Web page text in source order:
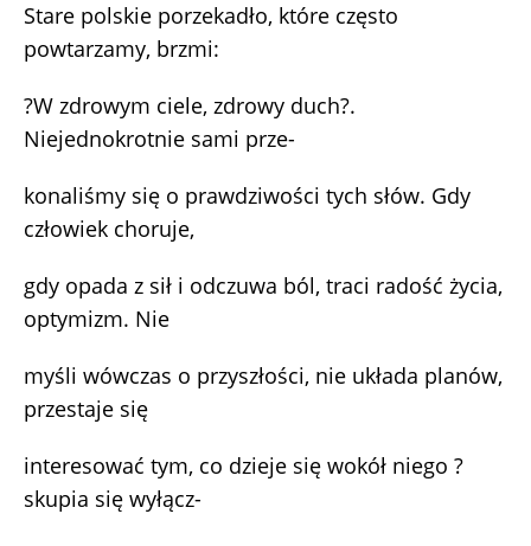
Stare polskie porzekadło, które często
powtarzamy, brzmi:
?W zdrowym ciele, zdrowy duch?.
Niejednokrotnie sami prze-
konaliśmy się o prawdziwości tych słów. Gdy
człowiek choruje,
gdy opada z sił i odczuwa ból, traci radość życia,
optymizm. Nie
myśli wówczas o przyszłości, nie układa planów,
przestaje się
interesować tym, co dzieje się wokół niego ?
skupia się wyłącz-